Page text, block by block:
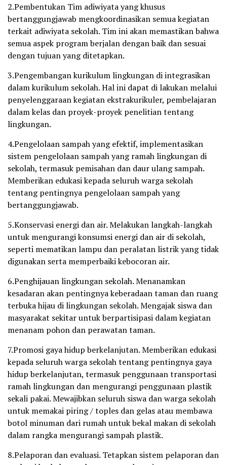
2.Pembentukan Tim adiwiyata yang khusus
bertanggungjawab mengkoordinasikan semua kegiatan
terkait adiwiyata sekolah. Tim ini akan memastikan bahwa
semua aspek program berjalan dengan baik dan sesuai
dengan tujuan yang ditetapkan.
3.Pengembangan kurikulum lingkungan di integrasikan
dalam kurikulum sekolah. Hal ini dapat di lakukan melalui
penyelenggaraan kegiatan ekstrakurikuler, pembelajaran
dalam kelas dan proyek-proyek penelitian tentang
lingkungan.
4.Pengelolaan sampah yang efektif, implementasikan
sistem pengelolaan sampah yang ramah lingkungan di
sekolah, termasuk pemisahan dan daur ulang sampah.
Memberikan edukasi kepada seluruh warga sekolah
tentang pentingnya pengelolaan sampah yang
bertanggungjawab.
5.Konservasi energi dan air. Melakukan langkah-langkah
untuk mengurangi konsumsi energi dan air di sekolah,
seperti mematikan lampu dan peralatan listrik yang tidak
digunakan serta memperbaiki kebocoran air.
6.Penghijauan lingkungan sekolah. Menanamkan
kesadaran akan pentingnya keberadaan taman dan ruang
terbuka hijau di lingkungan sekolah. Mengajak siswa dan
masyarakat sekitar untuk berpartisipasi dalam kegiatan
menanam pohon dan perawatan taman.
7.Promosi gaya hidup berkelanjutan. Memberikan edukasi
kepada seluruh warga sekolah tentang pentingnya gaya
hidup berkelanjutan, termasuk penggunaan transportasi
ramah lingkungan dan mengurangi penggunaan plastik
sekali pakai. Mewajibkan seluruh siswa dan warga sekolah
untuk memakai piring / toples dan gelas atau membawa
botol minuman dari rumah untuk bekal makan di sekolah
dalam rangka mengurangi sampah plastik.
8.Pelaporan dan evaluasi. Tetapkan sistem pelaporan dan